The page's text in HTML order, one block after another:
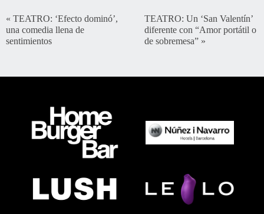
« TEATRO: ‘Efecto dominó’,
una comedia llena de
sentimientos
TEATRO: Un ‘San Valentín’
diferente con “Amor portátil o
de sobremesa” »